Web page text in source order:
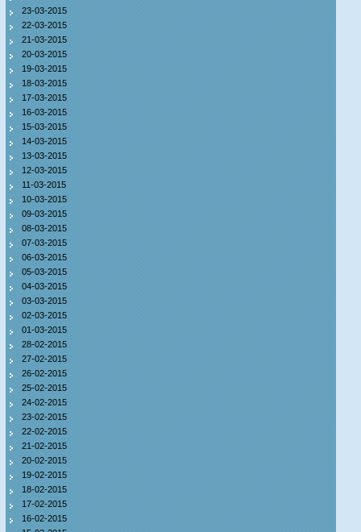
23-03-2015
22-03-2015
21-03-2015
20-03-2015
19-03-2015
18-03-2015
17-03-2015
16-03-2015
15-03-2015
14-03-2015
13-03-2015
12-03-2015
11-03-2015
10-03-2015
09-03-2015
08-03-2015
07-03-2015
06-03-2015
05-03-2015
04-03-2015
03-03-2015
02-03-2015
01-03-2015
28-02-2015
27-02-2015
26-02-2015
25-02-2015
24-02-2015
23-02-2015
22-02-2015
21-02-2015
20-02-2015
19-02-2015
18-02-2015
17-02-2015
16-02-2015